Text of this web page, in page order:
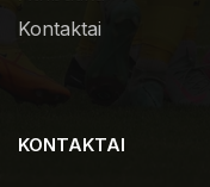
Kontaktai
KONTAKTAI